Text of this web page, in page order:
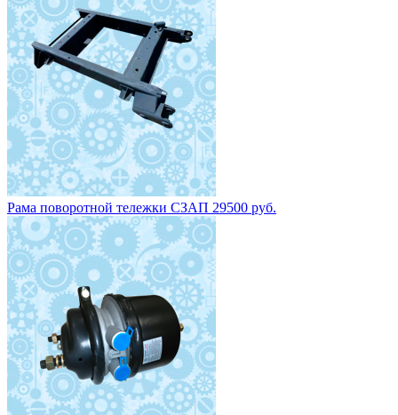
Рама поворотной тележки СЗАП 29500 руб.